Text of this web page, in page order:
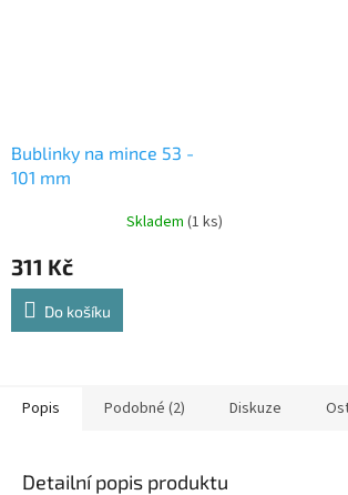
Bublinky na mince 53 -
101 mm
Skladem (1 ks)
311 Kč
Do košíku
Popis Podobné (2) Diskuze
Detailní popis produktu